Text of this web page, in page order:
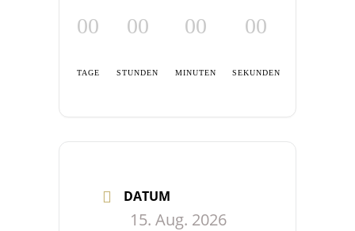
00
TAGE
00
STUNDEN
00
MINUTEN
00
SEKUNDEN
DATUM
15. Aug. 2026